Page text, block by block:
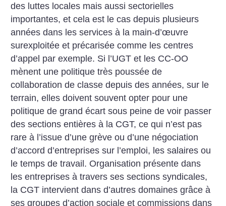
des luttes locales mais aussi sectorielles
importantes, et cela est le cas depuis plusieurs
années dans les services à la main-d’œuvre
surexploitée et précarisée comme les centres
d’appel par exemple. Si l’UGT et les CC-OO
mènent une politique très poussée de
collaboration de classe depuis des années, sur le
terrain, elles doivent souvent opter pour une
politique de grand écart sous peine de voir passer
des sections entières à la CGT, ce qui n’est pas
rare à l’issue d’une grève ou d’une négociation
d’accord d’entreprises sur l’emploi, les salaires ou
le temps de travail. Organisation présente dans
les entreprises à travers ses sections syndicales,
la CGT intervient dans d’autres domaines grâce à
ses groupes d’action sociale et commissions dans